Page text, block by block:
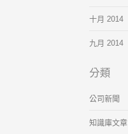
十月 2014
九月 2014
分類
公司新聞
知識庫文章